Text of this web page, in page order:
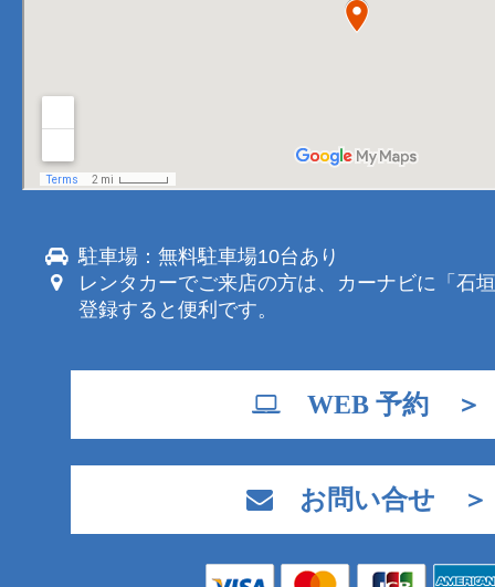
駐車場：無料駐車場10台あり
レンタカーでご来店の方は、カーナビに「石
登録すると便利です。
WEB 予約 ＞
お問い合せ ＞